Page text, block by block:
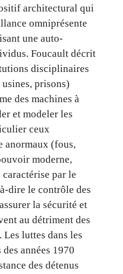
architectural qui
omniprésente
une auto-
Foucault décrit
disciplinaires
prisons)
des machines à
et modeler les
ceux
anormaux (fous,
moderne,
par le
dire le contrôle des
la sécurité et
au détriment des
luttes dans les
années 1970
des détenus